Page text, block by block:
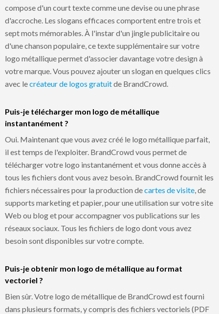
compose d'un court texte comme une devise ou une phrase
d'accroche. Les slogans efficaces comportent entre trois et
sept mots mémorables. À l'instar d'un jingle publicitaire ou
d'une chanson populaire, ce texte supplémentaire sur votre
logo métallique permet d'associer davantage votre design à
votre marque. Vous pouvez ajouter un slogan en quelques clics
avec lecréateur de logos gratuitde BrandCrowd.
Puis-je télécharger mon logo de métallique
instantanément ?
Oui. Maintenant que vous avez créé le logo métallique parfait,
il est temps de l'exploiter. BrandCrowd vous permet de
télécharger votre logo instantanément et vous donne accès à
tous les fichiers dont vous avez besoin. BrandCrowd fournit les
fichiers nécessaires pour la production decartes de visite , de
supports marketing et papier, pour une utilisation sur votre site
Web ou blog et pour accompagner vos publications sur les
réseaux sociaux. Tous les fichiers de logo dont vous avez
besoin sont disponibles sur votre compte.
Puis-je obtenir mon logo de métallique au format
vectoriel ?
Bien sûr. Votre logo de métallique de BrandCrowd est fourni
dans plusieurs formats, y compris des fichiers vectoriels (PDF